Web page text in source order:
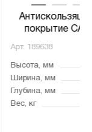
покрытие
Арт. 189638
Высота, мм
Ширина, мм
Глубина, мм
Вес, кг